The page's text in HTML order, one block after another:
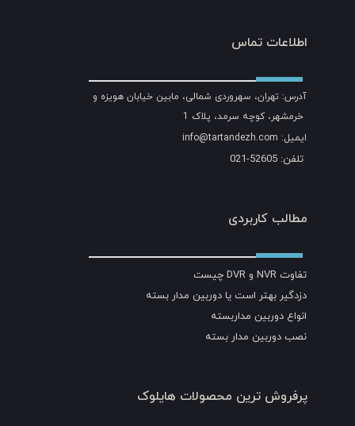
اطلاعات تماس
آدرس: تهران، سهروردی شمالی، مابین خیابان هویزه و
خرمشهر، کوچه سرمد، پلاک 1
ایمیل: info@tartandezh.com
تلفن: 52605-021
مطالب کاربردی
تفاوت NVR و DVR چیست
دزدگیر بهتر است یا دوربین مدار بسته
انواع دوربین مداربسته
نصب دوربین مدار بسته
پرفروش ترین محصولات هایلوک